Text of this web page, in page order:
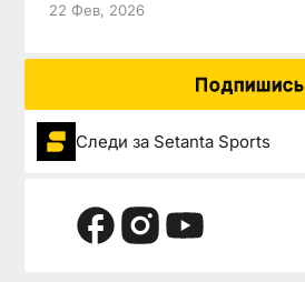
22 Фев, 2026
Подпишись
Следи за Setanta Sports